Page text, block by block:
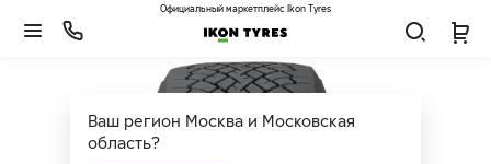
Ваш регион Москва и Московская
область?
Официальный маркетплейс Ikon Tyres